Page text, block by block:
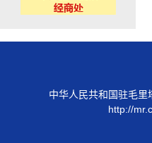
中华人民共和国驻毛
http://